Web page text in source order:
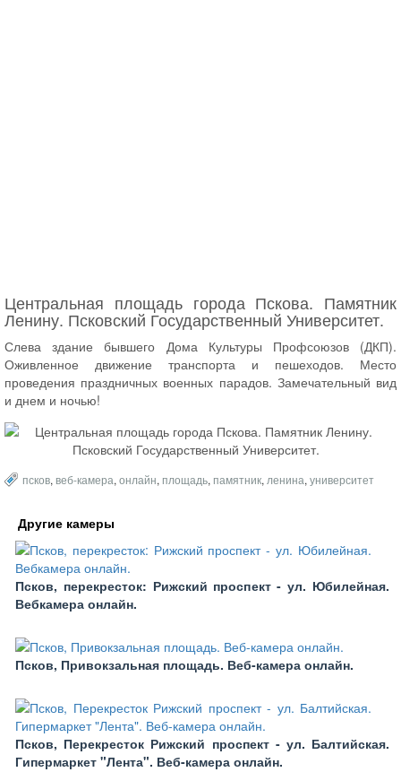
Центральная площадь города Пскова. Памятник
Ленину. Псковский Государственный Университет.
Слева здание бывшего Дома Культуры Профсоюзов (ДКП).
Оживленное движение транспорта и пешеходов. Место
проведения праздничных военных парадов. Замечательный вид
и днем и ночью!
псков, веб-камера, онлайн, площадь, памятник, ленина, университет
Другие камеры
Псков, перекресток: Рижский проспект - ул. Юбилейная.
Вебкамера онлайн.
Псков, Привокзальная площадь. Веб-камера онлайн.
Псков, ​Перекресток Рижский проспект - ул. Балтийская.
Гипермаркет "Лента". Веб-камера онлайн.